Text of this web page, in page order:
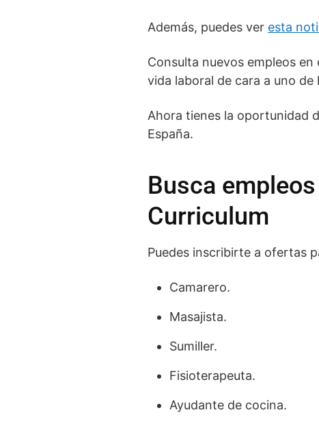
Además, puedes ver esta
Consulta nuevos empleos
vida laboral de cara a uno
Ahora tienes la oportunidad
España.
Busca
Curriculum
Puedes inscribirte a ofertas
Camarero.
Masajista.
Sumiller.
Fisioterapeuta.
Ayudante de cocina.